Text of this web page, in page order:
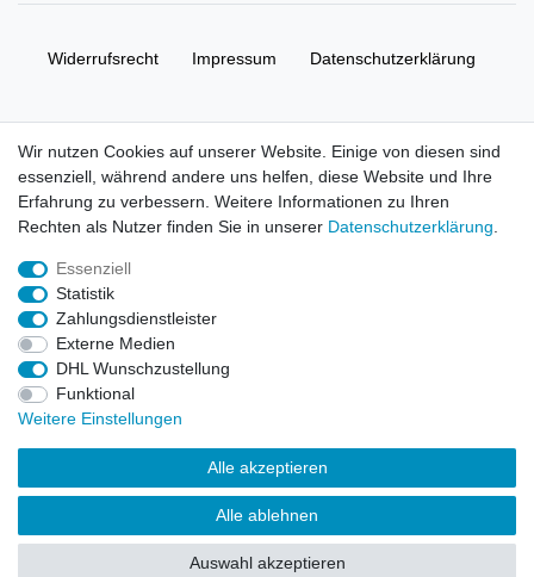
Widerrufs­recht Impressum Daten­schutz­erklärung
© Copyright 2026 | Alle Rechte vorbehalten. HL-
Handelsgesellschaft mbH.
Alle Markennamen, Warenzeichen sowie sämtliche Produktbilder
und Beschreibungen sind Eigentum Ihrer rechtmäßigen
Eigentümer und dienen hier nur der Beschreibung.
Preise nur für registrierte Händler, ansonsten zeigt der Shop 0,00
€
LEGO, das LEGO Logo, die Minifigur, DUPLO, LEGENDS OF
CHIMA, NINJAGO, BIONICLE, MINDSTORMS und MIXELS sind
urheberrechtlich geschützte Markenzeichen der LEGO Gruppe.
Wir nutzen Cookies auf unserer Website. Einige von diesen sind
essenziell, während andere uns helfen, diese Website und Ihre
Erfahrung zu verbessern. Weitere Informationen zu Ihren
Rechten als Nutzer finden Sie in unserer Daten­schutz­erklärung
Essenziell
Statistik
Zahlungsdienstleister
Externe Medien
DHL Wunschzustellung
Funktional
Weitere Einstellungen
Alle akzeptieren
Alle ablehnen
Auswahl akzeptieren